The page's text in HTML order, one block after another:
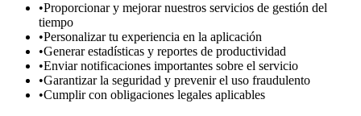
•Proporcionar y mejorar nuestros servicios de gestión del
tiempo
•Personalizar tu experiencia en la aplicación
•Generar estadísticas y reportes de productividad
•Enviar notificaciones importantes sobre el servicio
•Garantizar la seguridad y prevenir el uso fraudulento
•Cumplir con obligaciones legales aplicables